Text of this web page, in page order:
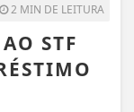
2 MIN DE LEITURA
STF